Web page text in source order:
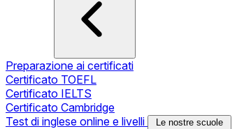
Preparazione ai certificati
Certificato TOEFL
Certificato IELTS
Certificato Cambridge
Test di inglese online e livelli
Le nostre scuole